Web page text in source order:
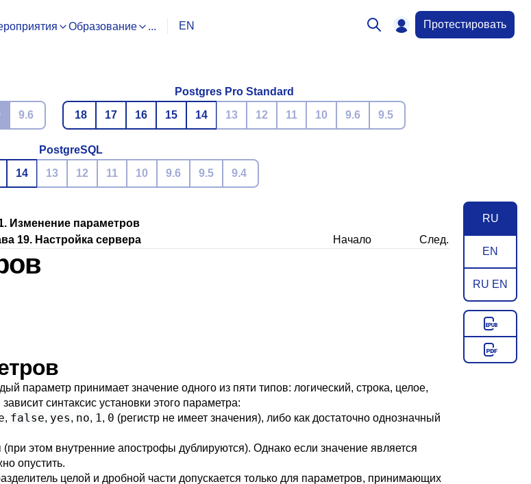
Образование ... EN Протестировать
9.6
Postgres Pro Standard
18
17 16 15 14 13 12 11 10 9.6 9.5
PostgreSQL
14 13 12 11 10 9.6 9.5 9.4
RU
EN
RU EN
Изменение параметров
19. Настройка сервера Начало След.
параметр принимает значение одного из пяти типов: логический, строка, целое,
синтаксис установки этого параметра:
, false, yes, no, 1, 0 (регистр не имеет значения), либо как достаточно однозначный
этом внутренние апострофы дублируются). Однако если значение является
опустить.
целой и дробной части допускается только для параметров, принимающих